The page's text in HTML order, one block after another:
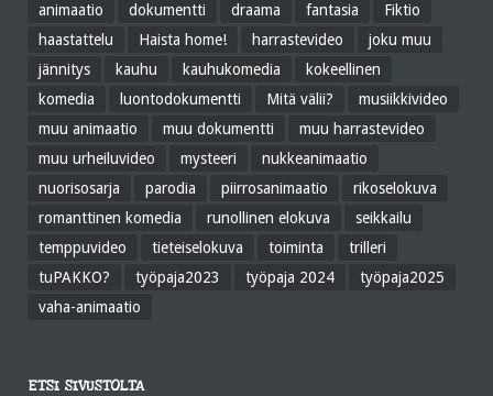
animaatio
dokumentti draama fantasia
Fiktio
haastattelu
Haista home! harrastevideo
joku muu
jännitys
kauhu kauhukomedia
kokeellinen
komedia
luontodokumentti Mitä välii?
musiikkivideo
muu animaatio
muu dokumentti
muu harrastevideo
muu urheiluvideo
mysteeri
nukkeanimaatio
nuorisosarja
parodia piirrosanimaatio
rikoselokuva
romanttinen komedia
runollinen elokuva
seikkailu
temppuvideo
tieteiselokuva toiminta
trilleri
tuPAKKO?
työpaja2023 työpaja 2024
työpaja2025
vaha-animaatio
ETSI SIVUSTOLTA